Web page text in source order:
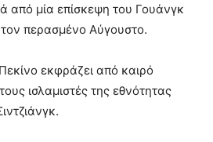
από μία επίσκεψη του Γουάνγκ
περασμένο Αύγουστο.
εκφράζει από καιρό
ισλαμιστές της εθνότητας